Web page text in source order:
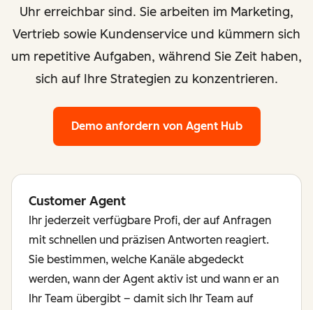
Uhr erreichbar sind. Sie arbeiten im Marketing,
Vertrieb sowie Kundenservice und kümmern sich
um repetitive Aufgaben, während Sie Zeit haben,
sich auf Ihre Strategien zu konzentrieren.
Demo anfordern von Agent Hub
Customer Agent
Ihr jederzeit verfügbare Profi, der auf Anfragen
mit schnellen und präzisen Antworten reagiert.
Sie bestimmen, welche Kanäle abgedeckt
werden, wann der Agent aktiv ist und wann er an
Ihr Team übergibt – damit sich Ihr Team auf